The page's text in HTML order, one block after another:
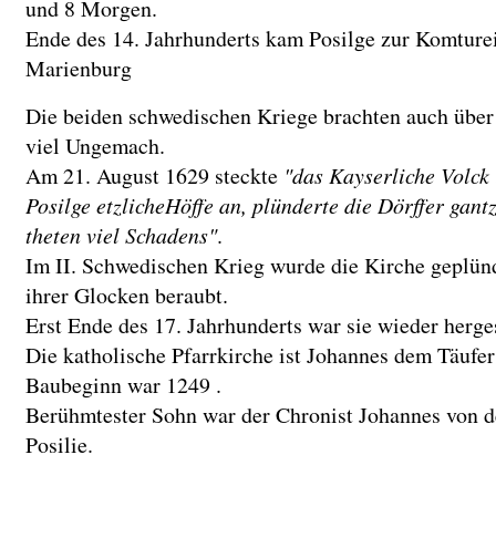
und 8 Morgen.
Ende des 14. Jahrhunderts kam Posilge zur
Marienburg
Die beiden schwedischen Kriege brachten auch
viel Ungemach.
Am 21. August 1629 steckte "das Kayserliche
Posilge etzlicheHöffe an, plünderte die Dörffer
theten viel Schadens".
Im II. Schwedischen Krieg wurde die Kirche
ihrer Glocken beraubt.
Erst Ende des 17. Jahrhunderts war sie wieder
Die katholische Pfarrkirche ist Johannes dem
Baubeginn war 1249 .
Berühmtester Sohn war der Chronist Johannes von
Posilie.